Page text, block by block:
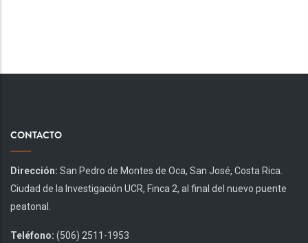
CONTACTO
Dirección: San Pedro de Montes de Oca, San José, Costa Rica.
Ciudad de la Investigación UCR, Finca 2, al final del nuevo puente
peatonal.
Teléfono: (506) 2511-1953